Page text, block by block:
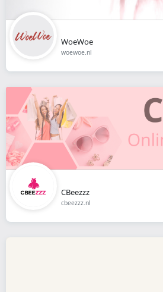
WoeWoe
woewoe.nl
CBeezzz
cbeezzz.nl